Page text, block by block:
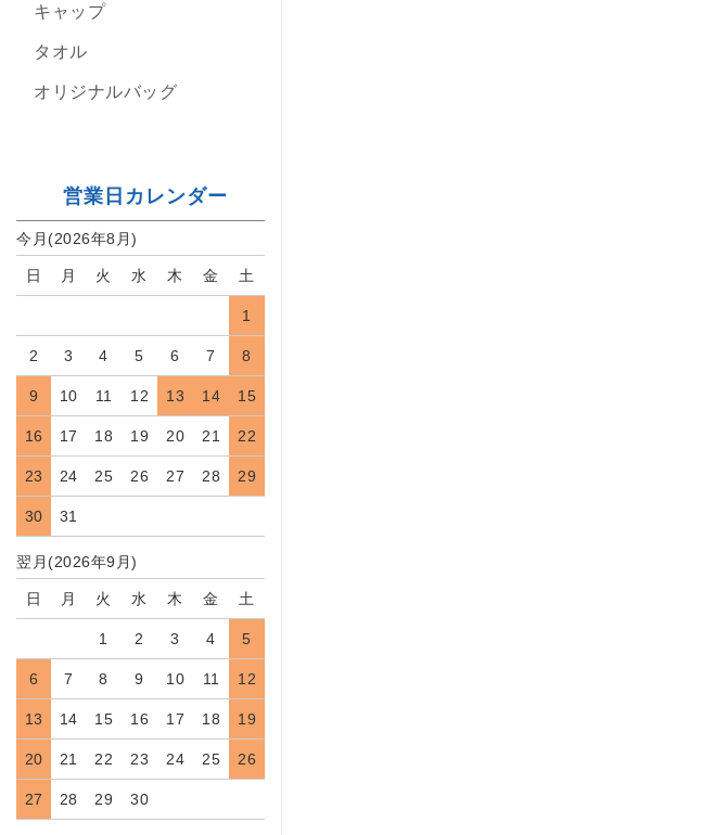
キャップ
タオル
オリジナルバッグ
営業日カレンダー
今月(2026年8月)
日 月 火 水 木 金 土
1
2 3 4 5 6 7 8
9 10 11 12 13 14 15
16 17 18 19 20 21 22
23 24 25 26 27 28 29
30 31
翌月(2026年9月)
日 月 火 水 木 金 土
1 2 3 4 5
6 7 8 9 10 11 12
13 14 15 16 17 18 19
20 21 22 23 24 25 26
27 28 29 30